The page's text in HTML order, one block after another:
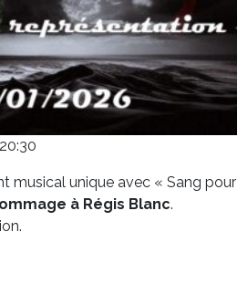
musical unique avec « Sang pour
à Régis Blanc.